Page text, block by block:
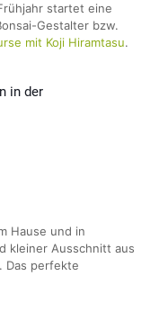
startet eine
Gestalter bzw.
mit Koji Hiramtasu.
in der
Hause und in
kleiner Ausschnitt aus
Das perfekte